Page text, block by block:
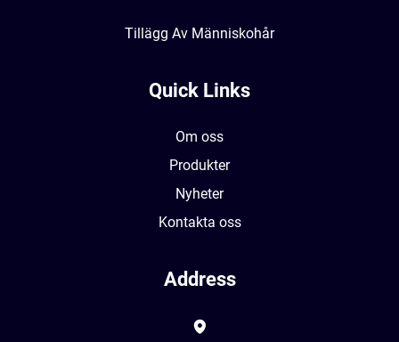
Tillägg Av Människohår
Quick Links
Om oss
Produkter
Nyheter
Kontakta oss
Address